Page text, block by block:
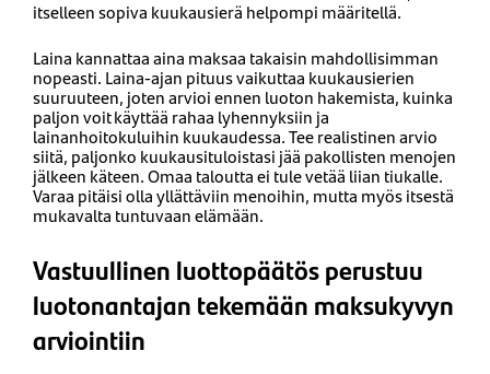
itselleen sopiva kuukausierä helpompi määritellä.
Laina kannattaa aina maksaa takaisin mahdollisimman
nopeasti. Laina-ajan pituus vaikuttaa kuukausierien
suuruuteen, joten arvioi ennen luoton hakemista, kuinka
paljon voit käyttää rahaa lyhennyksiin ja
lainanhoitokuluihin kuukaudessa. Tee realistinen arvio
siitä, paljonko kuukausituloistasi jää pakollisten menojen
jälkeen käteen. Omaa taloutta ei tule vetää liian tiukalle.
Varaa pitäisi olla yllättäviin menoihin, mutta myös itsestä
mukavalta tuntuvaan elämään.
Vastuullinen luottopäätös perustuu
luotonantajan tekemään maksukyvyn
arviointiin